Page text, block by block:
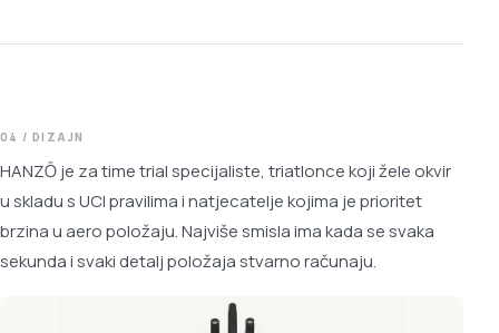
04 / DIZAJN
HANZŌ je za time trial specijaliste, triatlonce koji žele okvir
u skladu s UCI pravilima i natjecatelje kojima je prioritet
brzina u aero položaju. Najviše smisla ima kada se svaka
sekunda i svaki detalj položaja stvarno računaju.